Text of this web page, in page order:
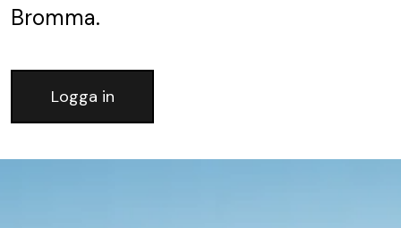
Bromma.
Logga in